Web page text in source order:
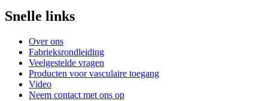
Snelle links
Over ons
Fabrieksrondleiding
Veelgestelde vragen
Producten voor vasculaire toegang
Video
Neem contact met ons op